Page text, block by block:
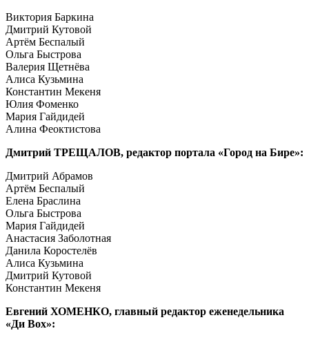
Виктория Баркина
Дмитрий Кутовой
Артём Беспалый
Ольга Быстрова
Валерия Щетнёва
Алиса Кузьмина
Константин Мекеня
Юлия Фоменко
Мария Гайдидей
Алина Феоктистова
Дмитрий ТРЕЩАЛОВ, редактор портала «Город на Бире»:
Дмитрий Абрамов
Артём Беспалый
Елена Браслина
Ольга Быстрова
Мария Гайдидей
Анастасия Заболотная
Данила Коростелёв
Алиса Кузьмина
Дмитрий Кутовой
Константин Мекеня
Евгений ХОМЕНКО, главный редактор еженедельника
«Ди Вох»: